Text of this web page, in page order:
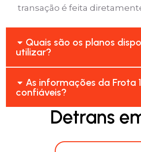
transação é feita
Quais são os planos
utilizar?
As informações da Frota
confiáveis?
Detrans